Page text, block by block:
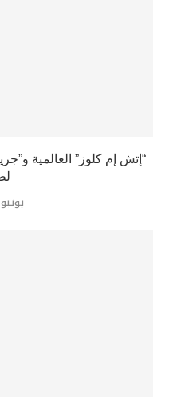
“إتش إم كلوز” العالمية
يونيو 18,